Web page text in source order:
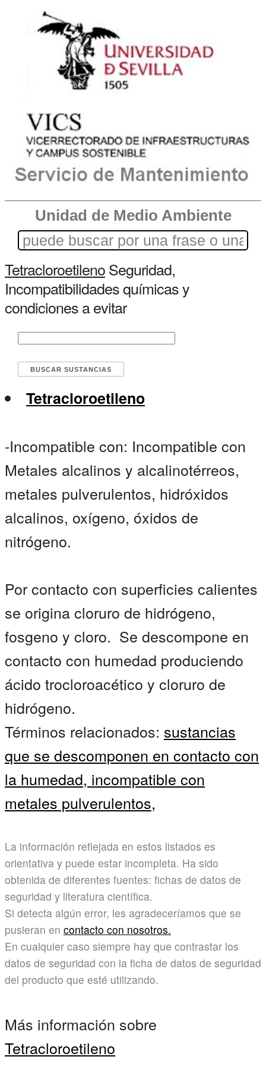
Unidad de Medio Ambiente
TetracloroetilenoSeguridad,
Incompatibilidades químicas y
condiciones a evitar
Tetracloroetileno
-Incompatible con: Incompatible con
Metales alcalinos y alcalinotérreos,
metales pulverulentos, hidróxidos
alcalinos, oxígeno, óxidos de
nitrógeno.
Por contacto con superficies calientes
se origina cloruro de hidrógeno,
fosgeno y cloro. Se descompone en
contacto con humedad produciendo
ácido trocloroacético y cloruro de
hidrógeno.
Términos relacionados: sustancias
que se descomponen en contacto con
la humedad, incompatible con
metales pulverulentos,
La información reflejada en estos listados es
orientativa y puede estar incompleta. Ha sido
obtenida de diferentes fuentes: fichas de datos de
seguridad y literatura científica.
Si detecta algún error, les agradeceríamos que se
pusieran en contacto con nosotros.
En cualquier caso siempre hay que contrastar los
datos de seguridad con la ficha de datos de seguridad
del producto que esté utilizando.
Más información sobre
Tetracloroetileno